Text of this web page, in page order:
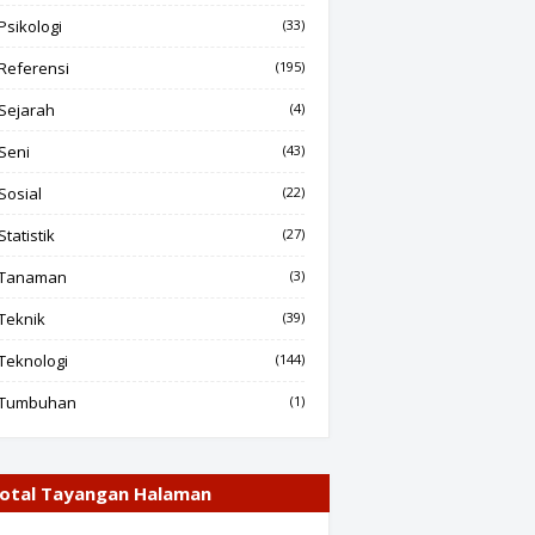
(33)
(195)
(4)
(43)
(22)
(27)
(3)
(39)
(144)
(1)
Tayangan Halaman